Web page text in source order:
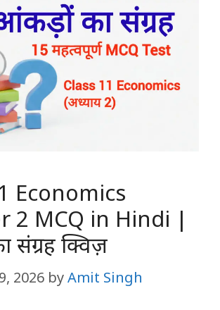
Economics
2 MCQ in Hindi |
संग्रह क्विज़
2026 byAmit Singh